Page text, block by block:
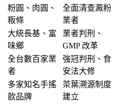
粉圓、肉圓、
粄條
全面清查澱粉
業者
大統長基、富
味鄉
業者判刑、
GMP 改革
全台數百家業
者
強冠判刑、食
安法大修
多家知名手搖
飲品牌
茶葉溯源制度
建立